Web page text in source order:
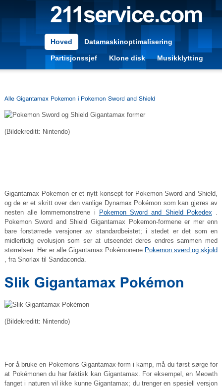
Hoved Datamaskinoptimalisering
Partisjonssjef Klone disk Musikklytting
(Bildekreditt: Nintendo)
Gigantamax Pokemon er et nytt konsept for Pokemon Sword and Shield,
og de er et skritt over den vanlige Dynamax Pokémon som kan gjøres av
nesten alle lommemonstrene i
Pokemon Sword and Shield Pokedex.
Pokemon Sword and Shield Gigantamax Pokemon-formene er mer enn
bare forstørrede versjoner av standardbeistet; i stedet er det som en
midlertidig evolusjon som ser at utseendet deres endres sammen med
størrelsen. Her er alle Gigantamax Pokémonene Pokemon sverd og skjold
, fra Snorlax til Sandaconda.
(Bildekreditt: Nintendo)
For å bruke en Pokemons Gigantamax-form i kamp, ​​må du først sørge for
at Pokémonen du har faktisk kan Gigantamax. For eksempel, en Meowth
fanget i naturen vil ikke kunne Gigantamax; du trenger en spesiell versjon